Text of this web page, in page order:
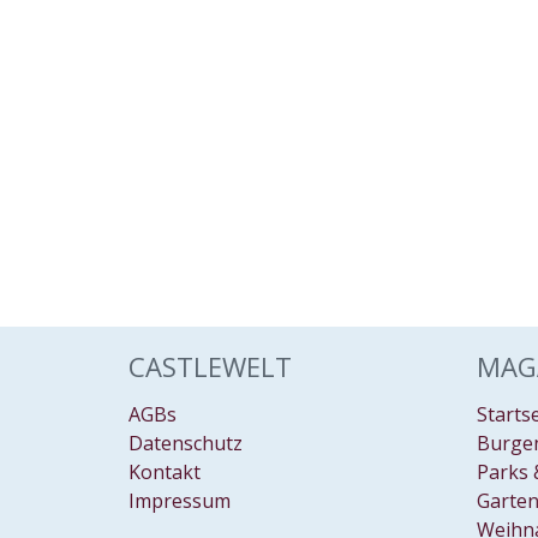
CASTLEWELT
AGBs
Datenschutz
Kontakt
Impressum
Parks